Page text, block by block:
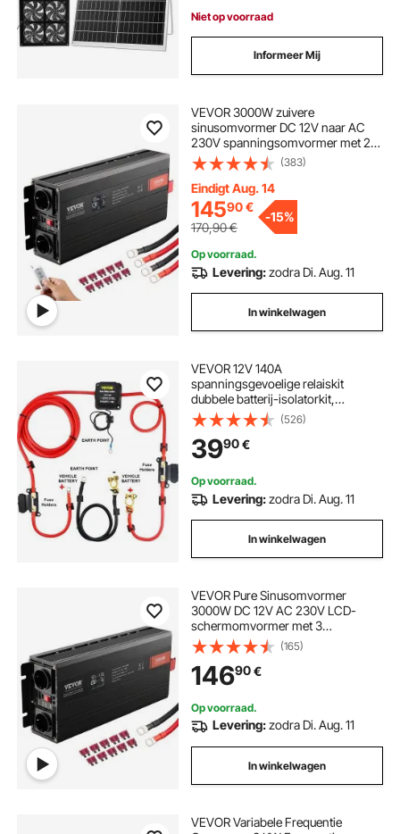
Niet op voorraad
Informeer Mij
VEVOR 3000W zuivere
sinusomvormer DC 12V naar AC
230V spanningsomvormer met 2
stopcontacten, 2 USB-poorten, 1
Type-C-poort, LCD-scherm en
afstandsbediening voor grote
huishoudelijke apparaten
(383)
Eindigt Aug. 14
14590€
170,90€
-15%
Op voorraad.
Levering:zodra Di. Aug. 11
In winkelwagen
VEVOR 12V 140A
spanningsgevoelige relaiskit
dubbele batterij-isolatorkit,
universele waterdichte split-charge
batterij-relais rode zwarte
batterijkabel voor ATV UTV
vrachtwagens kamperen
(526)
3990€
Op voorraad.
Levering:zodra Di. Aug. 11
In winkelwagen
VEVOR Pure Sinusomvormer
3000W DC 12V AC 230V LCD-
schermomvormer met 3
stopcontacten, 2 USB-poorten, 1
Type-C-poort, 10
reservezekeringen voor grote
huishoudelijke apparaten
(165)
14690€
Op voorraad.
Levering:zodra Di. Aug. 11
In winkelwagen
VEVOR Variabele Frequentie